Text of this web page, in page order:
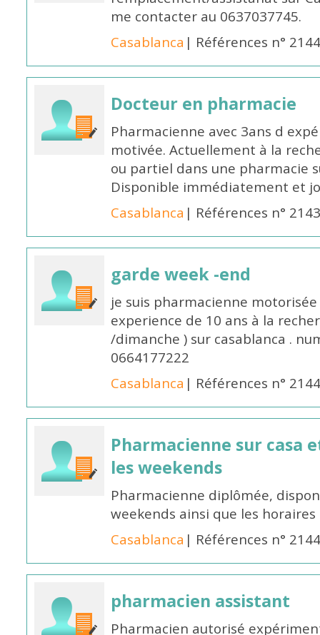
me contacter au 0637037745.
Casablanca | Références n°
Docteur en pharmacie
Pharmacienne avec 3ans d
motivée. Actuellement à la
ou partiel dans une pharmacie
Disponible immédiatement et
Casablanca | Références n°
garde week -end
je suis pharmacienne
experience de 10 ans à la
/dimanche ) sur casablanca .
0664177222
Casablanca | Références n°
Pharmacienne sur casa
les weekends
Pharmacienne diplômée,
weekends ainsi que les
Casablanca | Références n°
pharmacien assistant
Pharmacien autorisé